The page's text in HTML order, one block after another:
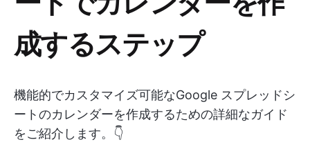
成するステップ
機能的でカスタマイズ可能なGoogle スプレッドシ
ートのカレンダーを作成するための詳細なガイド
をご紹介します。👇